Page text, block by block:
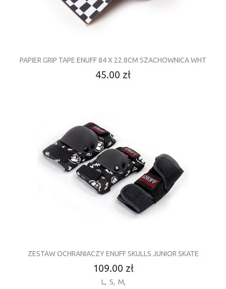
PAPIER GRIP TAPE ENUFF 84 X 22.8CM SZACHOWNICA WHT
45.00 zł
ZESTAW OCHRANIACZY ENUFF SKULLS JUNIOR SKATE
109.00 zł
L, S, M,